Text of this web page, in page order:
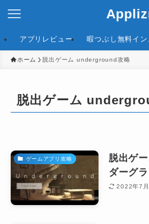
アプリレビュー 暇つぶし無料イ
ホーム 脱出ゲーム underground攻略
脱出ゲーム
ゲームアプリ攻略
脱出ゲ
ダーグ
2022年7